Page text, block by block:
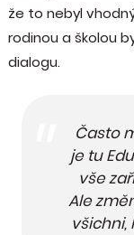
že to nebyl
rodinou a školou
dialogu.
Často
je tu
vše
Ale
všichni,